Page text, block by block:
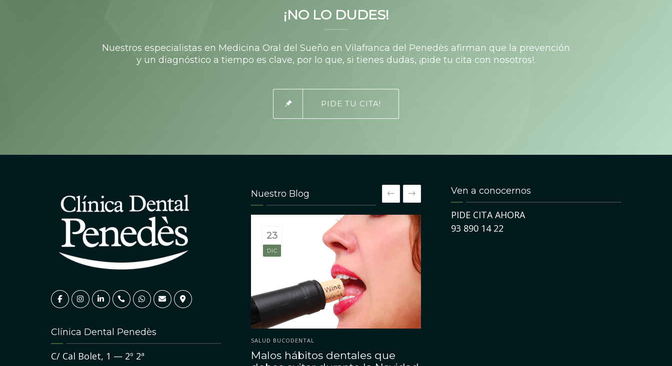
¡NO LO DUDES!
Nuestros especialistas en Medicina Oral del Sueño en Vilafranca del Penedès afirman que la prevención
y un diagnóstico a tiempo es clave, por lo que, si tienes dudas, ¡pide tu cita con nosotros!.
PIDE TU CITA!
Clínica Dental Penedès
C/ Cal Bolet, 1 — 2º 2ª
Nuestro Blog
23
Malos hábitos dentales que
3
OCT
PERIODONCIA •
Ven a conocernos
PIDE CITA AHORA
93 890 14 22